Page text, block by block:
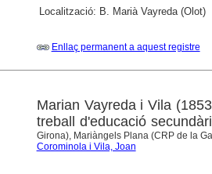
Localització: B. Marià Vayreda (Olot)
Enllaç permanent a aquest registre
Marian Vayreda i Vila
treball d'educació
Girona), Mariàngels Plana (CRP de la
Corominola i Vila, Joan